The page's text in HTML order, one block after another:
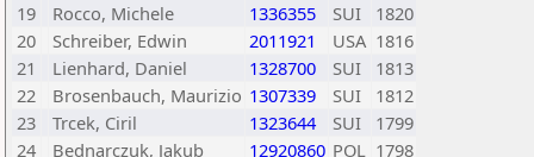
19
Rocco, Michele 1336355 SUI
1820
20
Schreiber, Edwin 2011921 USA 1816
21
Lienhard, Daniel 1328700 SUI
1813
22
Brosenbauch, Maurizio 1307339 SUI
1812
23
Trcek, Ciril 1323644 SUI
1799
24
Bednarczuk, Jakub 12920860 POL 1798